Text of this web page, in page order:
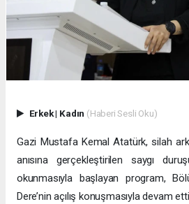
Erkek| Kadın (Haberi Sesli Oku)
Gazi Mustafa Kemal Atatürk, silah
anısına gerçekleştirilen saygı
okunmasıyla başlayan program,
Dere’nin açılış konuşmasıyla devam